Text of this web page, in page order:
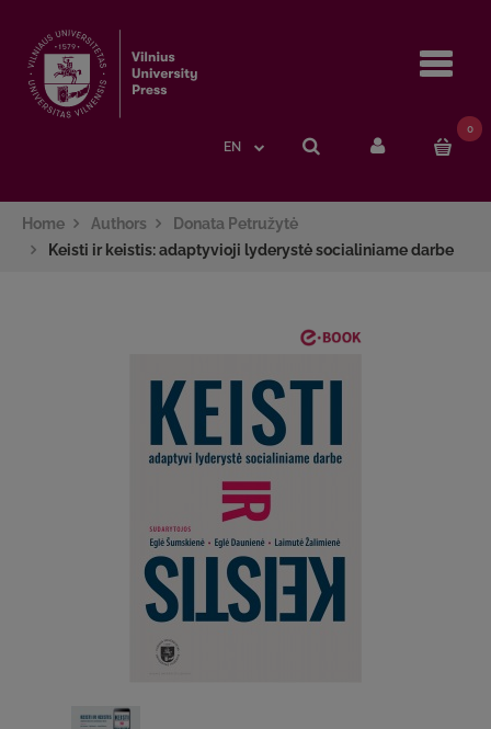
EN
0
Home Authors
Donata Petružytė
Keisti ir keistis: adaptyvioji lyderystė socialiniame darbe